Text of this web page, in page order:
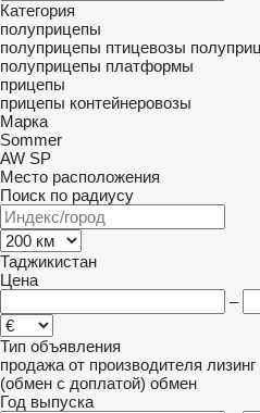
Категория
полуприцепы
полуприцепы птицевозы
полуприцепы платформы
прицепы
прицепы контейнеровозы
Марка
Sommer
AW SP
Место расположения
Поиск по радиусу
Таджикистан
Цена
–
Тип объявления
продажа от производителя лизинг
(обмен с доплатой) обмен
Год выпуска